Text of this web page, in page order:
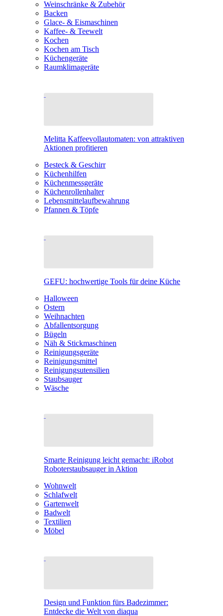
Weinschränke & Zubehör
Backen
Glace- & Eismaschinen
Kaffee- & Teewelt
Kochen
Kochen am Tisch
Küchengeräte
Raumklimageräte
Melitta Kaffeevollautomaten: von attraktiven
Aktionen profitieren
Besteck & Geschirr
Küchenhilfen
Küchenmessgeräte
Küchenrollenhalter
Lebensmittelaufbewahrung
Pfannen & Töpfe
GEFU: hochwertige Tools für deine Küche
Halloween
Ostern
Weihnachten
Abfallentsorgung
Bügeln
Näh & Stickmaschinen
Reinigungsgeräte
Reinigungsmittel
Reinigungsutensilien
Staubsauger
Wäsche
Smarte Reinigung leicht gemacht: iRobot
Roboterstaubsauger in Aktion
Wohnwelt
Schlafwelt
Gartenwelt
Badwelt
Textilien
Möbel
Design und Funktion fürs Badezimmer:
Entdecke die Welt von diaqua